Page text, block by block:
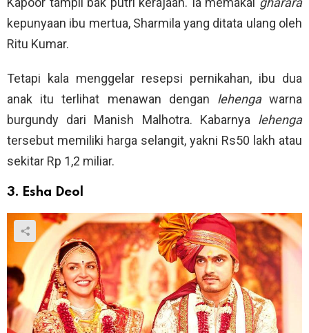
kepunyaan ibu mertua, Sharmila yang ditata ulang oleh
Ritu Kumar.
Tetapi kala menggelar resepsi pernikahan, ibu dua
anak itu terlihat menawan dengan lehengawarna
burgundy dari Manish Malhotra. Kabarnya lehenga
tersebut memiliki harga selangit, yakni Rs50 lakh atau
sekitar Rp 1,2 miliar.
3. Esha Deol